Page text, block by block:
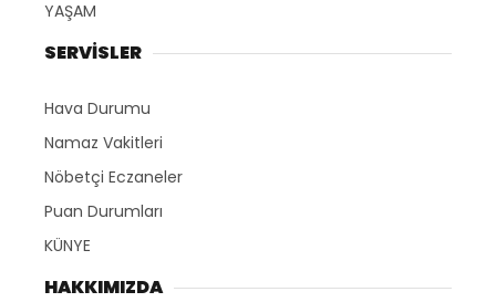
YAŞAM
SERVİSLER
Hava Durumu
Namaz Vakitleri
Nöbetçi Eczaneler
Puan Durumları
KÜNYE
HAKKIMIZDA